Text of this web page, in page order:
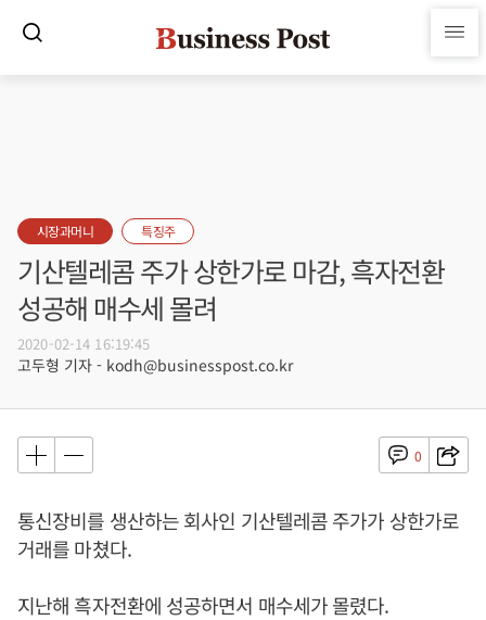
시장과머니 특징주
기산텔레콤 주가 상한가로 마감, 흑자전환
성공해 매수세 몰려
2020-02-14 16:19:45
고두형 기자 - kodh@businesspost.co.kr
0
통신장비를 생산하는 회사인 기산텔레콤 주가가 상한가로
거래를 마쳤다.
지난해 흑자전환에 성공하면서 매수세가 몰렸다.